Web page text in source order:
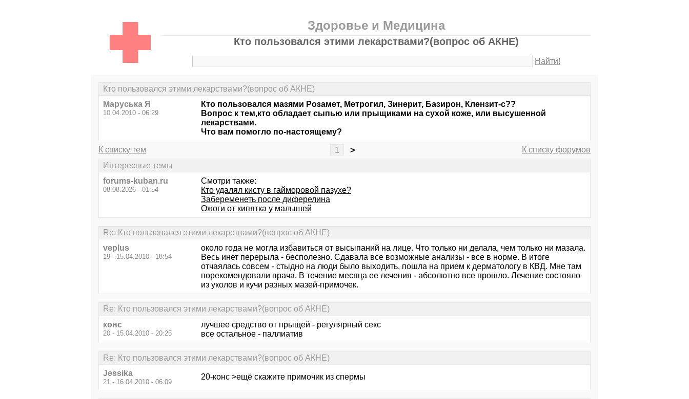
Здоровье и Медицина
Кто пользовался этими лекарствами?(вопрос об АКНЕ)
Найти!
Кто пользовался этими лекарствами?(вопрос об АКНЕ)
Маруська Я
10.04.2010 - 06:29
Кто пользовался мазями Розамет, Метрогил, Зинерит, Базирон, Клензит-с??
Вопрос к тем,кто обладает сыпью или прыщиками на сухой коже, или высушенной
лекарствами.
Что вам помогло по-настоящему?
К списку тем 1 >
К списку форумов
Интересные темы
forums-kuban.ru
08.08.2026 - 01:54
Смотри также:
Кто удалял кисту в гайморовой пазухе?
Забеременеть после диферелина
Ожоги от кипятка у малышей
Re: Кто пользовался этими лекарствами?(вопрос об АКНЕ)
veplus
19 - 15.04.2010 - 18:54
около года не могла избавиться от высыпаний на лице. Что только ни делала, чем только ни мазала.
Весь инет перерыла - бесполезно. Сдавала все возможные анализы - все в норме. В итоге
отчаялась совсем - стыдно на люди было выходить, пошла на прием к дерматологу в КВД. Мне там
порекомендовали врача. В течение месяца ее лечения - абсолютно все прошло. Лечение состояло
из уколов и кучи разных мазей-примочек.
Re: Кто пользовался этими лекарствами?(вопрос об АКНЕ)
конс
20 - 15.04.2010 - 20:25
лучшее средство от прыщей - регулярный секс
все остальное - паллиатив
Re: Кто пользовался этими лекарствами?(вопрос об АКНЕ)
Jessika
21 - 16.04.2010 - 06:09
20-конс >ещё скажите примочик из спермы